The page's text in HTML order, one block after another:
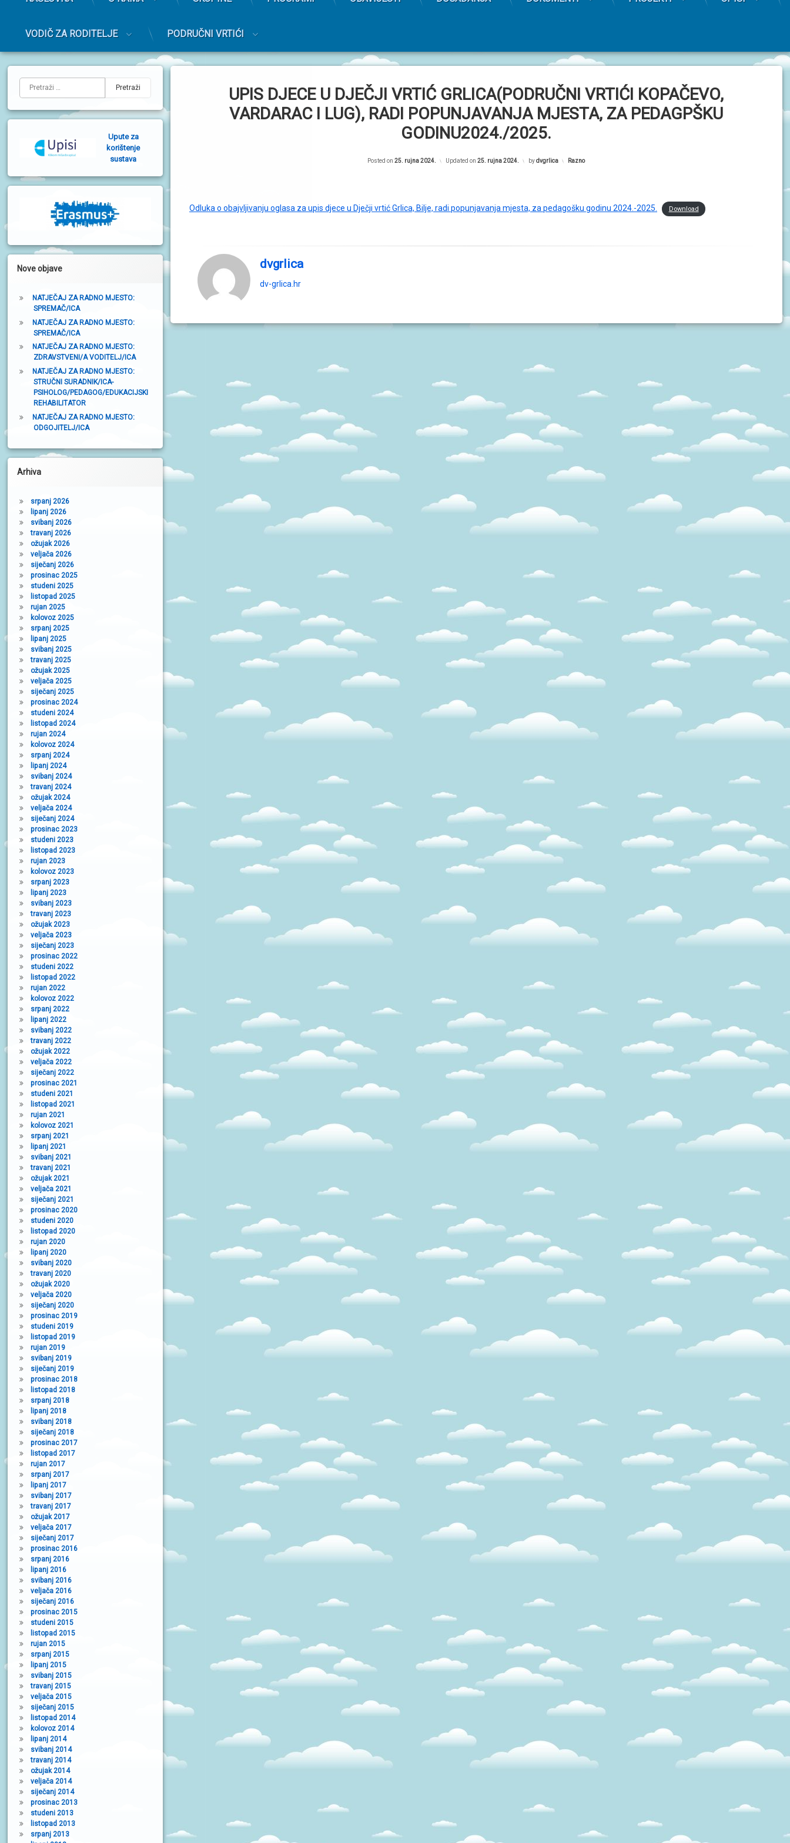
Preskoči
na
sadržaj
m
r
i
VODIČ ZA RODITELJE PODRUČNI VRTIĆI
UPIS DJECE U DJEČJI VRTIĆ GRLICA(PODRUČNI VRTIĆI KOPAČEVO,
VARDARAC I LUG), RADI POPUNJAVANJA MJESTA, ZA PEDAGPŠKU
GODINU2024./2025.
Posted on25. rujna 2024. Updated on25. rujna 2024. bydvgrlica Kategorije:
Razno
Odluka o obajvljivanju oglasa za upis djece u Dječji vrtić Grlica, Bilje, radi popunjavanja mjesta, za pedagošku godinu 2024.-2025. Download
dvgrlica
dv-grlica.hr
j
b
a
Upute za
korištenje
sustava
Nove objave
NATJEČAJ ZA RADNO MJESTO:
SPREMAČ/ICA
NATJEČAJ ZA RADNO MJESTO:
SPREMAČ/ICA
NATJEČAJ ZA RADNO MJESTO:
ZDRAVSTVENI/A VODITELJ/ICA
NATJEČAJ ZA RADNO MJESTO:
STRUČNI SURADNIK/ICA-
PSIHOLOG/PEDAGOG/EDUKACIJSKI
REHABILITATOR
NATJEČAJ ZA RADNO MJESTO:
ODGOJITELJ/ICA
Arhiva
srpanj 2026
lipanj 2026
svibanj 2026
travanj 2026
ožujak 2026
veljača 2026
siječanj 2026
prosinac 2025
studeni 2025
listopad 2025
rujan 2025
kolovoz 2025
srpanj 2025
lipanj 2025
svibanj 2025
travanj 2025
ožujak 2025
veljača 2025
siječanj 2025
prosinac 2024
studeni 2024
listopad 2024
rujan 2024
kolovoz 2024
srpanj 2024
lipanj 2024
svibanj 2024
travanj 2024
ožujak 2024
veljača 2024
siječanj 2024
prosinac 2023
studeni 2023
listopad 2023
rujan 2023
kolovoz 2023
srpanj 2023
lipanj 2023
svibanj 2023
travanj 2023
ožujak 2023
veljača 2023
siječanj 2023
prosinac 2022
studeni 2022
listopad 2022
rujan 2022
kolovoz 2022
srpanj 2022
lipanj 2022
svibanj 2022
travanj 2022
ožujak 2022
veljača 2022
siječanj 2022
prosinac 2021
studeni 2021
listopad 2021
rujan 2021
kolovoz 2021
srpanj 2021
lipanj 2021
svibanj 2021
travanj 2021
ožujak 2021
veljača 2021
siječanj 2021
prosinac 2020
studeni 2020
listopad 2020
rujan 2020
lipanj 2020
svibanj 2020
travanj 2020
ožujak 2020
veljača 2020
siječanj 2020
prosinac 2019
studeni 2019
listopad 2019
rujan 2019
svibanj 2019
siječanj 2019
prosinac 2018
listopad 2018
srpanj 2018
lipanj 2018
svibanj 2018
siječanj 2018
prosinac 2017
listopad 2017
rujan 2017
srpanj 2017
lipanj 2017
svibanj 2017
travanj 2017
ožujak 2017
veljača 2017
siječanj 2017
prosinac 2016
srpanj 2016
lipanj 2016
svibanj 2016
veljača 2016
siječanj 2016
prosinac 2015
studeni 2015
listopad 2015
rujan 2015
srpanj 2015
lipanj 2015
svibanj 2015
travanj 2015
veljača 2015
siječanj 2015
listopad 2014
kolovoz 2014
lipanj 2014
svibanj 2014
travanj 2014
ožujak 2014
veljača 2014
siječanj 2014
prosinac 2013
studeni 2013
listopad 2013
srpanj 2013